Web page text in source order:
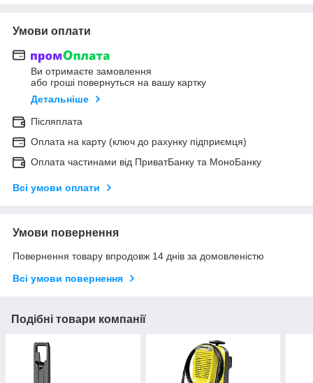
Умови оплати
Ви отримаєте замовлення
або гроші повернуться на вашу картку
Детальніше
Післяплата
Оплата на карту (ключ до рахунку підприємця)
Оплата частинами від ПриватБанку та МоноБанку
Всі умови оплати
Умови повернення
Повернення товару впродовж 14 днів за домовленістю
Всі умови повернення
Подібні товари компанії